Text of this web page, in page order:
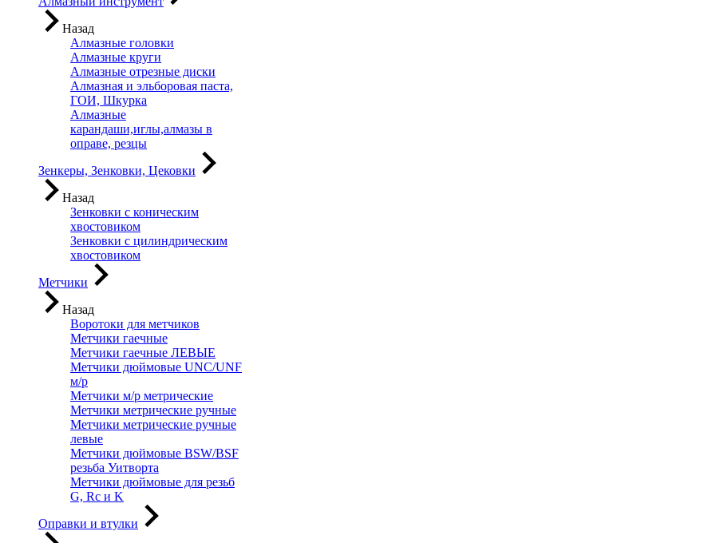
Назад
Алмазные головки
Алмазные круги
Алмазные отрезные диски
Алмазная и эльборовая паста,
ГОИ, Шкурка
Алмазные
карандаши,иглы,алмазы в
оправе, резцы
Зенкеры, Зенковки, Цековки
Назад
Зенковки с коническим
хвостовиком
Зенковки с цилиндрическим
хвостовиком
Метчики
Назад
Воротоки для метчиков
Метчики гаечные
Метчики гаечные ЛЕВЫЕ
Метчики дюймовые UNC/UNF
м/р
Метчики м/р метрические
Метчики метрические ручные
Метчики метрические ручные
левые
Метчики дюймовые BSW/BSF
резьба Уитворта
Метчики дюймовые для резьб
G, Rc и K
Оправки и втулки